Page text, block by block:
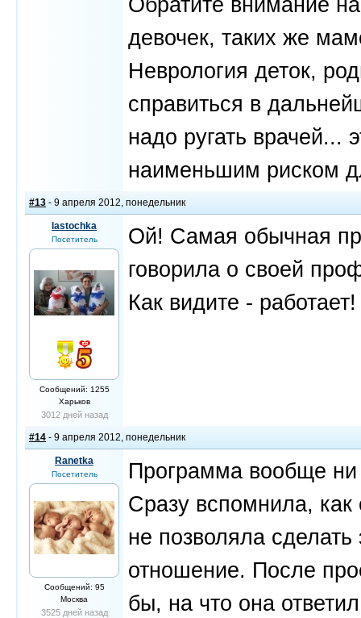
девочек, таких же
Неврология деток,
справиться в
надо ругать врачей...
наименьшим риском
#13 - 9 апреля 2012, понедельник
lastochka
Посетитель
Сообщений: 1255
Харьков
3012 дней назад
Ой! Самая обычная
говорила о своей
Как видите -
#14 - 9 апреля 2012, понедельник
Ranetka
Посетитель
Сообщений: 95
Москва
3525 дней назад
Программа вообще ни
Сразу вспомнила,
не позволяла
отношение. После
бы, на что она